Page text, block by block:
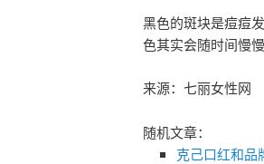
黑色的斑块是痘痘
色其实会随时间慢
来源：七丽女性网
随机文章：
克己口红和品